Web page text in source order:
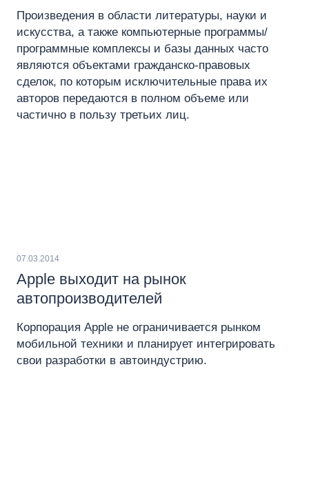
Произведения в области литературы, науки и
искусства, а также компьютерные программы/
программные комплексы и базы данных часто
являются объектами гражданско-правовых
сделок, по которым исключительные права их
авторов передаются в полном объеме или
частично в пользу третьих лиц.
07.03.2014
Apple выходит на рынок
автопроизводителей
Корпорация Apple не ограничивается рынком
мобильной техники и планирует интегрировать
свои разработки в автоиндустрию.